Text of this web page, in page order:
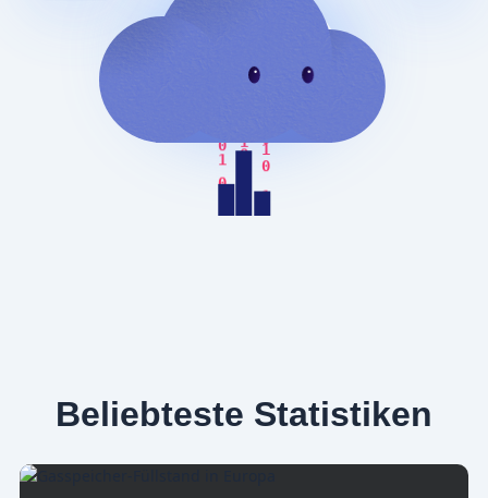
0
0
1 0 1
0 1 0
Beliebteste Statistiken